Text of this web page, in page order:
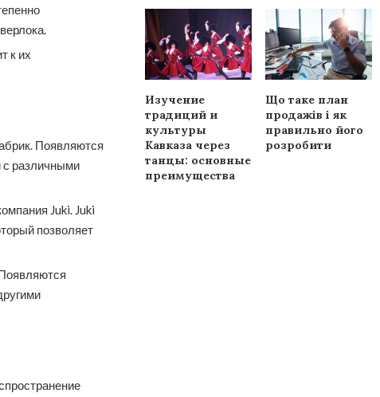
к их
Появляются
с различными
Juki. Juki
позволяет
Изучение
традиций и
культуры
Кавказа через
танцы: основные
преимущества
Що таке план
продажів і як
правильно його
розробити